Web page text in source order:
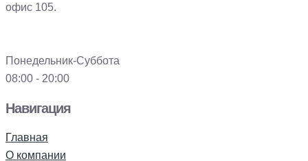
офис 105.
Понедельник-Суббота
08:00 - 20:00
Навигация
Главная
О компании